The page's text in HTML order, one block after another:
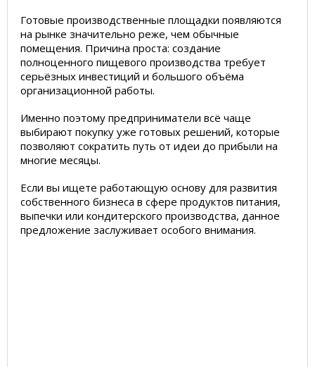
Готовые производственные площадки появляются
на рынке значительно реже, чем обычные
помещения. Причина проста: создание
полноценного пищевого производства требует
серьёзных инвестиций и большого объёма
организационной работы.
Именно поэтому предприниматели всё чаще
выбирают покупку уже готовых решений, которые
позволяют сократить путь от идеи до прибыли на
многие месяцы.
Если вы ищете работающую основу для развития
собственного бизнеса в сфере продуктов питания,
выпечки или кондитерского производства, данное
предложение заслуживает особого внимания.